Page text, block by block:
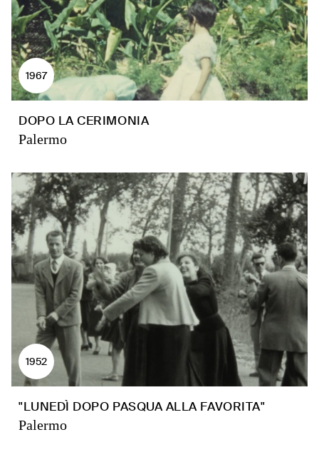
1967
DOPO LA CERIMONIA
Palermo
1952
"LUNEDÌ DOPO PASQUA ALLA FAVORITA"
Palermo